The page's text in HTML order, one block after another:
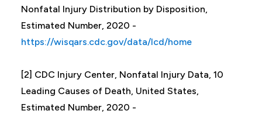
Nonfatal Injury Distribution by Disposition,
Estimated Number, 2020 -
https://wisqars.cdc.gov/data/lcd/home
[2] CDC Injury Center, Nonfatal Injury Data, 10
Leading Causes of Death, United States,
Estimated Number, 2020 -